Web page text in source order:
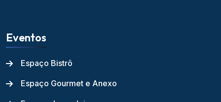
Eventos
Espaço Bistrô
Espaço Gourmet e Anexo